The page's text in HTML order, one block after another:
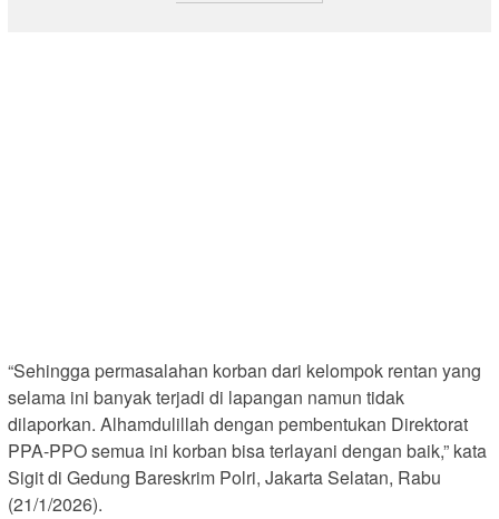
“Sehingga permasalahan korban dari kelompok rentan yang
selama ini banyak terjadi di lapangan namun tidak
dilaporkan. Alhamdulillah dengan pembentukan Direktorat
PPA-PPO semua ini korban bisa terlayani dengan baik,” kata
Sigit di Gedung Bareskrim Polri, Jakarta Selatan, Rabu
(21/1/2026).